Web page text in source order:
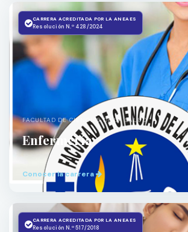
CARRERA ACREDITADA POR LA ANEAES
Resolución N.º 428/2024
FACULTAD DE CIENCIAS DE LA SALUD
Enfermería
Conocer la carrera
CARRERA ACREDITADA POR LA ANEAES
Resolución N.º 517/2018